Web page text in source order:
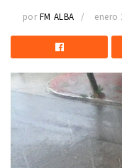
por FM ALBA enero